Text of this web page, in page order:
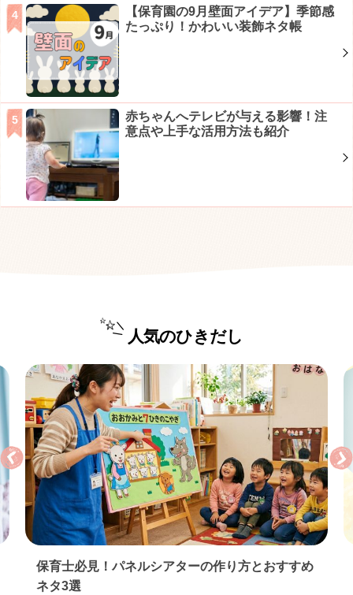
【保育園の9月壁面アイデア】季節感
たっぷり！かわいい装飾ネタ帳
赤ちゃんへテレビが与える影響！注
意点や上手な活用方法も紹介
人気のひきだし
保育士必見！パネルシアターの作り方とおすすめ
ネタ3選